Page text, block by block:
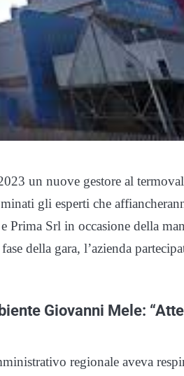
un nuove gestore al
gli esperti che
Prima Srl in occasione della
della gara, l’azienda
Giovanni Mele:
regionale aveva